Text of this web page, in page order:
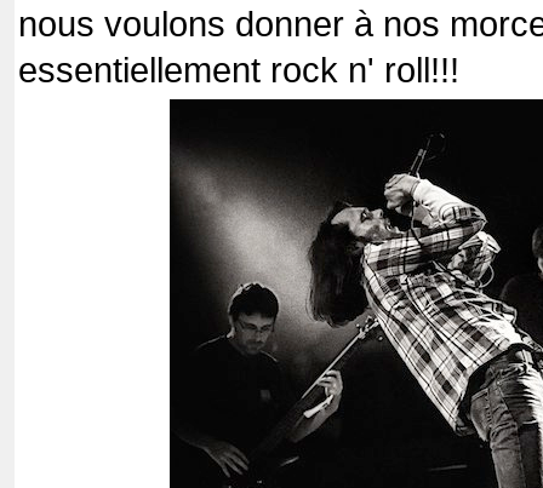
nous voulons donner à nos
essentiellement rock n' roll!!!